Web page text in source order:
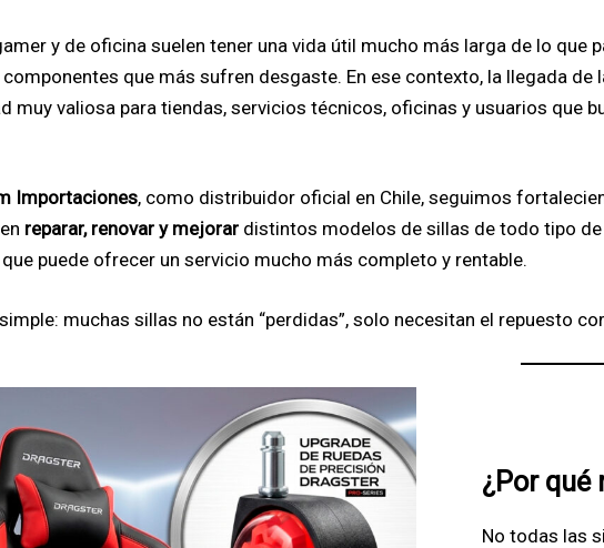
y de oficina suelen tener una vida útil mucho más larga de lo que
que más sufren desgaste. En ese contexto, la llegada de
muy valiosa para tiendas, servicios técnicos, oficinas y usuarios que
Importaciones, como distribuidor oficial en Chile, seguimos
reparar, renovar y mejorardistintos modelos de sillas de todo tipo de
puede ofrecer un servicio mucho más completo y rentable.
muchas sillas no están “perdidas”, solo necesitan el repuesto
¿Por qué
No todas las